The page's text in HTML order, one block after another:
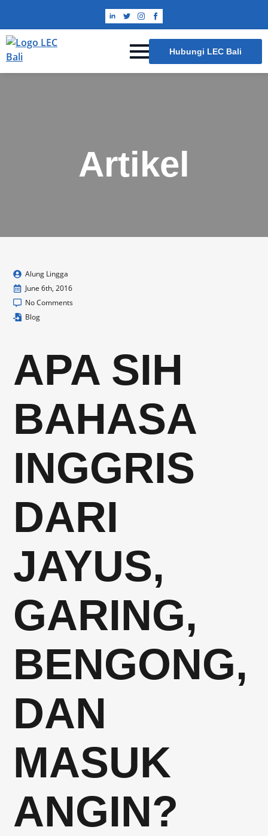
Hubungi LEC Bali
Artikel
Alung Lingga
June 6th, 2016
No Comments
Blog
APA SIH
BAHASA
INGGRIS
DARI
JAYUS,
GARING,
BENGONG,
DAN
MASUK
ANGIN?